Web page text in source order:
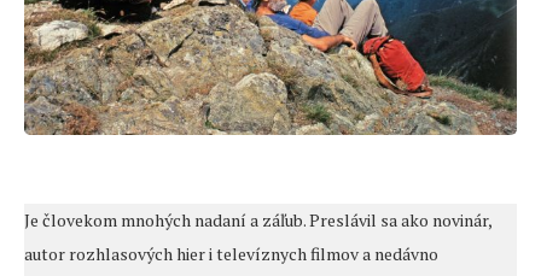
Je človekom mnohých nadaní a záľub. Preslávil sa ako novinár,
autor rozhlasových hier i televíznych filmov a nedávno